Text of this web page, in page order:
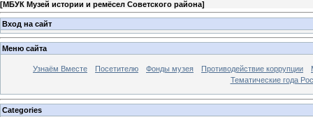
[МБУК Музей истории и ремёсел Советского района]
Вход на сайт
Меню сайта
Узнаём Вместе Посетителю Фонды музея Противодействие коррупции
Тематические года
Categories